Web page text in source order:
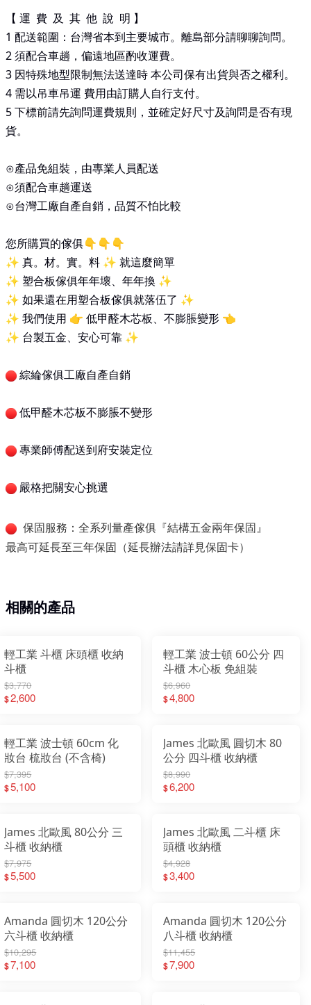
【 運 費 及 其 他 說 明 】
1 配送範圍：台灣省本到主要城市。離島部分請聊聊詢問。
2 須配合車趟，偏遠地區酌收運費。
3 因特殊地型限制無法送達時 本公司保有出貨與否之權利。
4 需以吊車吊運 費用由訂購人自行支付。
5 下標前請先詢問運費規則，並確定好尺寸及詢問是否有現
貨。
⊙產品免組裝，由專業人員配送
⊙須配合車趟運送
⊙台灣工廠自產自銷，品質不怕比較
您所購買的傢俱👇👇👇
✨ 真。材。實。料 ✨ 就這麼簡單
✨ 塑合板傢俱年年壞、年年換 ✨
✨ 如果還在用塑合板傢俱就落伍了 ✨
✨ 我們使用 👉 低甲醛木芯板、不膨脹變形 👈
✨ 台製五金、安心可靠 ✨
綜綸傢俱工廠自產自銷
低甲醛木芯板不膨脹不變形
專業師傅配送到府安裝定位
嚴格把關安心挑選
保固服務：全系列量產傢俱『結構五金兩年保固』
最高可延長至三年保固（延長辦法請詳見保固卡）
相關的產品
輕工業 斗櫃 床頭櫃 收納
斗櫃
$3,770
$2,600
輕工業 波士頓 60公分 四
斗櫃 木心板 免組裝
$6,960
$4,800
輕工業 波士頓 60cm 化
妝台 梳妝台 (不含椅)
$7,395
$5,100
James 北歐風 圓切木 80
公分 四斗櫃 收納櫃
$8,990
$6,200
James 北歐風 80公分 三
斗櫃 收納櫃
$7,975
$5,500
James 北歐風 二斗櫃 床
頭櫃 收納櫃
$4,928
$3,400
Amanda 圓切木 120公分
六斗櫃 收納櫃
$10,295
$7,100
Amanda 圓切木 120公分
八斗櫃 收納櫃
$11,455
$7,900